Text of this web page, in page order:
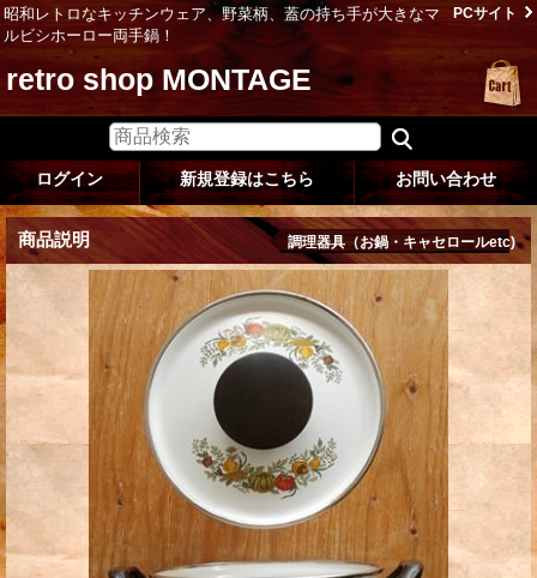
昭和レトロなキッチンウェア、野菜柄、蓋の持ち手が大きなマ
ルビシホーロー両手鍋！
PCサイト
retro shop MONTAGE
ログイン 新規登録はこちら お問い合わせ
商品説明 調理器具（お鍋・キャセロールetc)